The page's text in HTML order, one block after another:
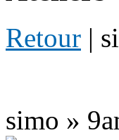
Retour |
simo »